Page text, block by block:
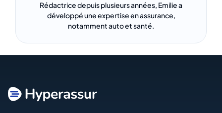
Rédactrice depuis plusieurs années, Emilie a
développé une expertise en assurance,
notamment auto et santé.